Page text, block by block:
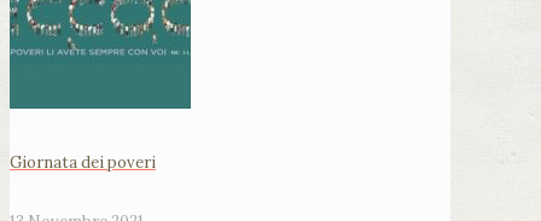
Giornata dei poveri